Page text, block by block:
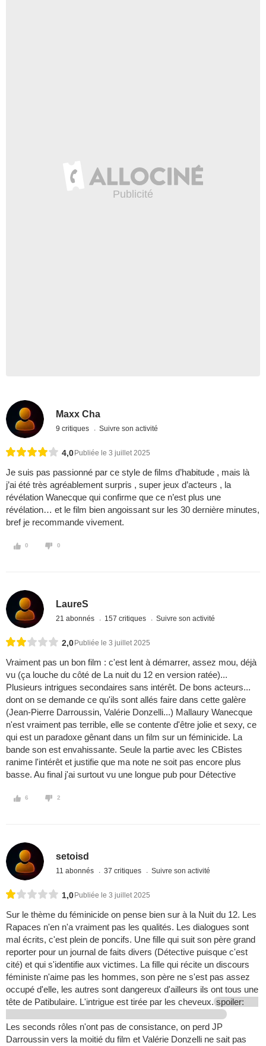
Maxx Cha
9 critiques Suivre son activité
4,0 Publiée le 3 juillet 2025
Je suis pas passionné par ce style de films d’habitude , mais là
j’ai été très agréablement surpris , super jeux d’acteurs , la
révélation Wanecque qui confirme que ce n’est plus une
révélation… et le film bien angoissant sur les 30 dernière minutes,
bref je recommande vivement.
0 0
LaureS
21 abonnés 157 critiques Suivre son activité
2,0 Publiée le 3 juillet 2025
Vraiment pas un bon film : c'est lent à démarrer, assez mou, déjà
vu (ça louche du côté de La nuit du 12 en version ratée)...
Plusieurs intrigues secondaires sans intérêt. De bons acteurs...
dont on se demande ce qu'ils sont allés faire dans cette galère
(Jean-Pierre Darroussin, Valérie Donzelli...) Mallaury Wanecque
n'est vraiment pas terrible, elle se contente d'être jolie et sexy, ce
qui est un paradoxe gênant dans un film sur un féminicide. La
bande son est envahissante. Seule la partie avec les CBistes
ranime l'intérêt et justifie que ma note ne soit pas encore plus
basse. Au final j'ai surtout vu une longue pub pour Détective
6 2
setoisd
11 abonnés 37 critiques Suivre son activité
1,0 Publiée le 3 juillet 2025
Sur le thème du féminicide on pense bien sur à la Nuit du 12. Les
Rapaces n'en n'a vraiment pas les qualités. Les dialogues sont
mal écrits, c'est plein de poncifs. Une fille qui suit son père grand
reporter pour un journal de faits divers (Détective puisque c'est
cité) et qui s'identifie aux victimes. La fille qui récite un discours
féministe n'aime pas les hommes, son père ne s'est pas assez
occupé d'elle, les autres sont dangereux d'ailleurs ils ont tous une
tête de Patibulaire. L'intrigue est tirée par les cheveux. spoiler:
Les seconds rôles n'ont pas de consistance, on perd JP
Darroussin vers la moitié du film et Valérie Donzelli ne sait pas